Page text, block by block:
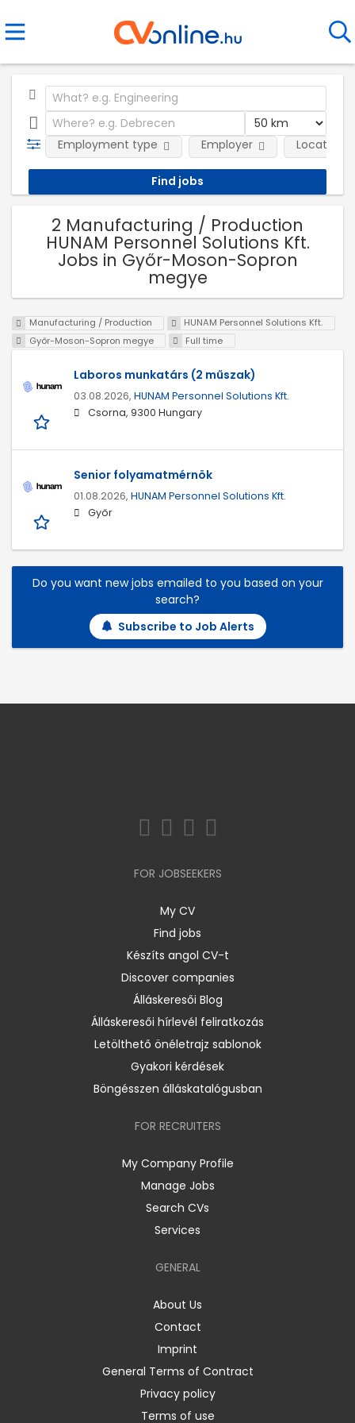
Employment type Employer Location
2 Manufacturing / Production
HUNAM Personnel Solutions Kft.
Jobs in Győr-Moson-Sopron
megye
Manufacturing / Production
HUNAM Personnel Solutions Kft.
Győr-Moson-Sopron megye
Full time
Laboros munkatárs (2 műszak)
03.08.2026, HUNAM Personnel Solutions Kft.
Csorna, 9300 Hungary
Senior folyamatmérnök
01.08.2026, HUNAM Personnel Solutions Kft.
Győr
Do you want new jobs emailed to you based on your
search?
Subscribe to Job Alerts
FOR JOBSEEKERS
My CV
Find jobs
Készíts angol CV-t
Discover companies
Álláskeresői Blog
Álláskeresői hírlevél feliratkozás
Letölthető önéletrajz sablonok
Gyakori kérdések
Böngésszen álláskatalógusban
FOR RECRUITERS
My Company Profile
Manage Jobs
Search CVs
Services
GENERAL
About Us
Contact
Imprint
General Terms of Contract
Privacy policy
Terms of use